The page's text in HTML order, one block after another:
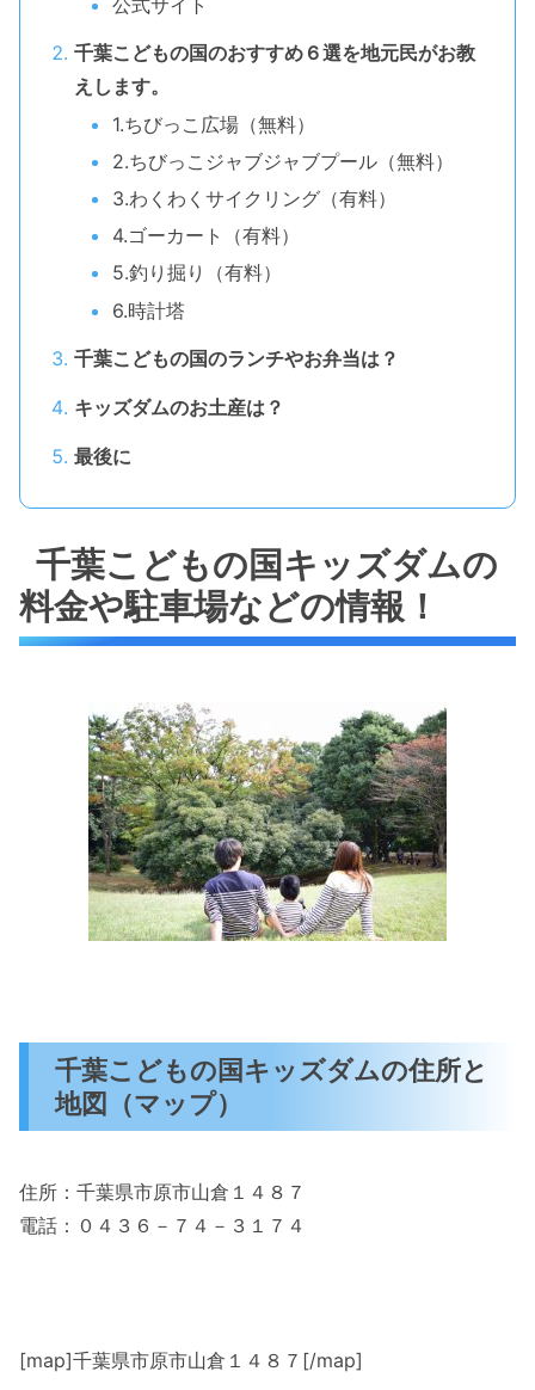
千葉こどもの国のおすすめ６選を地元民がお教
えします。
1.ちびっこ広場（無料）
2.ちびっこジャブジャブプール（無料）
3.わくわくサイクリング（有料）
4.ゴーカート（有料）
5.釣り掘り（有料）
6.時計塔
千葉こどもの国のランチやお弁当は？
キッズダムのお土産は？
最後に
千葉こどもの国キッズダムの
料金や駐車場などの情報！
千葉こどもの国キッズダムの住所と
地図（マップ）
住所：千葉県市原市山倉１４８７
電話：０４３６－７４－３１７４
[map]千葉県市原市山倉１４８７[/map]